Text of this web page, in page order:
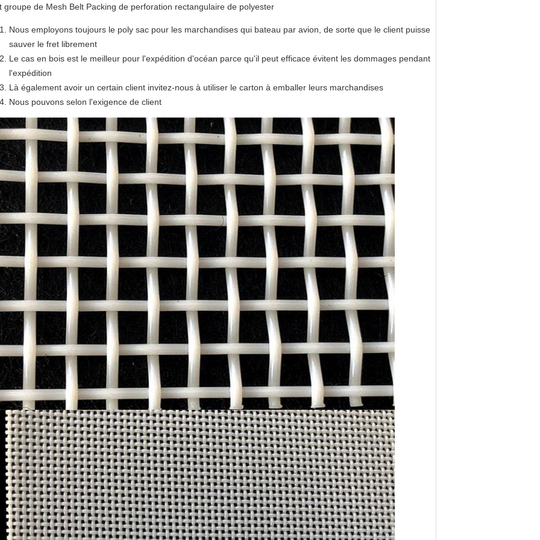
groupe de Mesh Belt Packing de perforation rectangulaire de polyester
Nous employons toujours le poly sac pour les marchandises qui bateau par avion, de sorte que le client puisse
sauver le fret librement
Le cas en bois est le meilleur pour l'expédition d'océan parce qu'il peut efficace évitent les dommages pendant
l'expédition
Là également avoir un certain client invitez-nous à utiliser le carton à emballer leurs marchandises
Nous pouvons selon l'exigence de client